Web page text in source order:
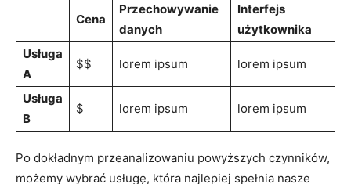
Cena
Przechowywanie
danych
Interfejs
użytkownika
Usługa
A
$$ lorem ipsum lorem ipsum
Usługa
B
$ lorem ipsum lorem ipsum
Po dokładnym przeanalizowaniu powyższych czynników,
możemy wybrać usługę, która najlepiej spełnia nasze